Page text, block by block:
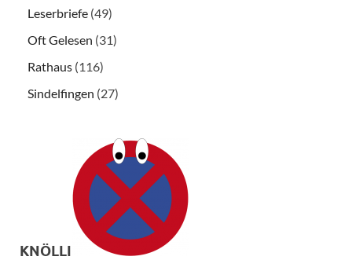
Leserbriefe (49)
Oft Gelesen (31)
Rathaus (116)
Sindelfingen (27)
KNÖLLI